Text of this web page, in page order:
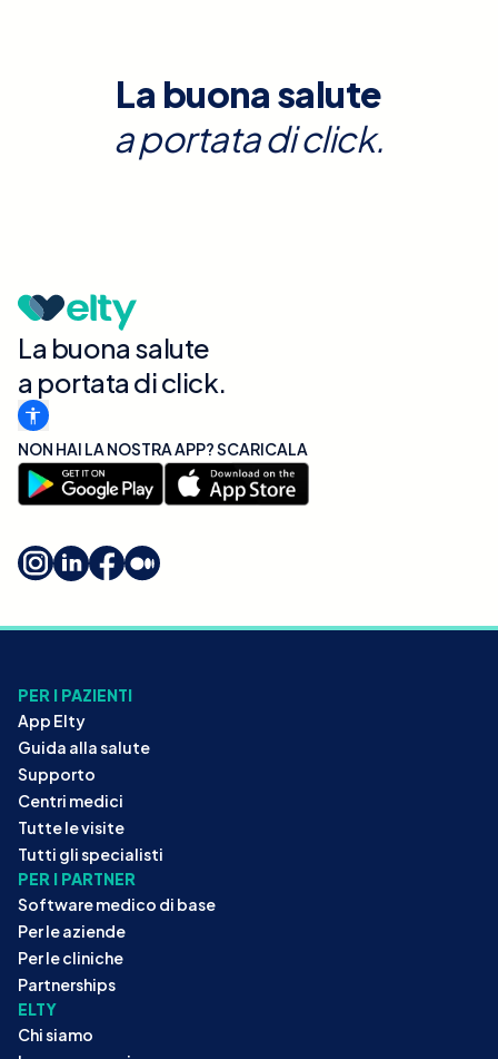
La buona salute
a portata di click.
La buona salute
a portata di click.
NON HAI LA NOSTRA APP? SCARICALA
PER I PAZIENTI
App Elty
Guida alla salute
Supporto
Centri medici
Tutte le visite
Tutti gli specialisti
PER I PARTNER
Software medico di base
Per le aziende
Per le cliniche
Partnerships
ELTY
Chi siamo